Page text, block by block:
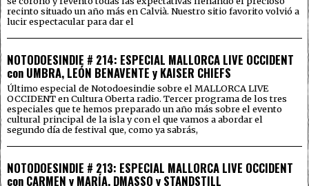
recinto situado un año más en Calvià. Nuestro sitio favorito volvió a
lucir espectacular para dar el
NOTODOESINDIE # 214: ESPECIAL MALLORCA LIVE OCCIDENT
con UMBRA, LEÓN BENAVENTE y KAISER CHIEFS
Último especial de Notodoesindie sobre el MALLORCA LIVE
OCCIDENT en Cultura Oberta radio. Tercer programa de los tres
especiales que te hemos preparado un año más sobre el evento
cultural principal de la isla y con el que vamos a abordar el
segundo día de festival que, como ya sabrás,
NOTODOESINDIE # 213: ESPECIAL MALLORCA LIVE OCCIDENT
con CARMEN y MARÍA, DMASSO y STANDSTILL